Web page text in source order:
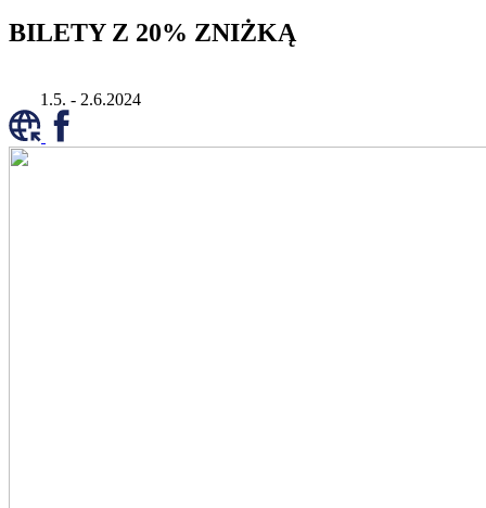
BILETY Z 20% ZNIŻKĄ
1.5. - 2.6.2024